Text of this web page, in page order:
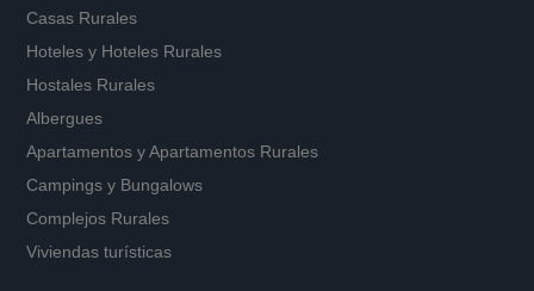
Casas Rurales
Hoteles y Hoteles Rurales
Hostales Rurales
Albergues
Apartamentos yApartamentos Rurales
Campings y Bungalows
Complejos Rurales
Viviendas turísticas